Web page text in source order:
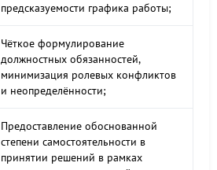
предсказуемости графика работы;
Чёткое формулирование
должностных обязанностей,
минимизация ролевых конфликтов
и неопределённости;
Предоставление обоснованной
степени самостоятельности в
принятии решений в рамках